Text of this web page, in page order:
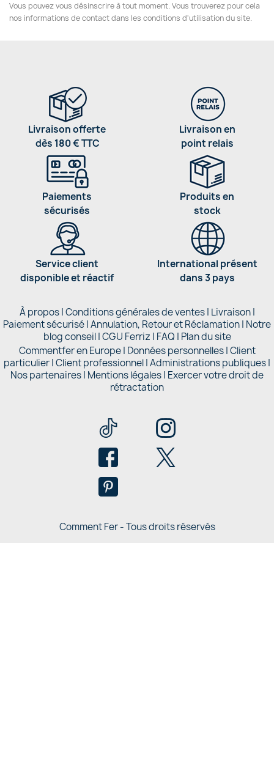
Vous pouvez vous désinscrire à tout moment. Vous trouverez pour cela
nos informations de contact dans les conditions d'utilisation du site.
Livraison offerte
dès 180 € TTC
Livraison en
point relais
Paiements
sécurisés
Produits en
stock
Service client
disponible et réactif
International présent
dans 3 pays
À propos|Conditions générales de ventes| Livraison|
Paiement sécurisé|Annulation, Retour et Réclamation| Notre
blog conseil|CGU Ferriz | FAQ | Plan du site
Commentfer en Europe| Données personnelles|Client
particulier|Client professionnel|Administrations publiques|
Nos partenaires | Mentions légales| Exercer votre droit de
rétractation
Comment Fer - Tous droits réservés